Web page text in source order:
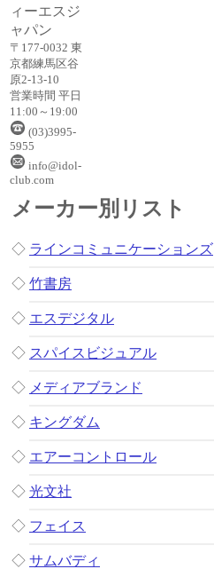
ィーエスジ
ャパン
〒177-0032 東
京都練馬区谷
原2-13-10
営業時間 平日
11:00～19:00
(03)3995-
5955
info@idol-
club.com
メーカー別リスト
◇ ラインコミュニケーションズ
◇ 竹書房
◇ エスデジタル
◇ スパイスビジュアル
◇ メディアブランド
◇ キングダム
◇ エアーコントロール
◇ 光文社
◇ フェイス
◇ サムバディ